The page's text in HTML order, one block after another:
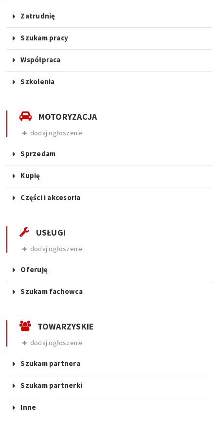
Zatrudnię
Szukam pracy
Współpraca
Szkolenia
MOTORYZACJA
dodaj ogłoszenie
Sprzedam
Kupię
Części i akcesoria
USŁUGI
dodaj ogłoszenie
Oferuję
Szukam fachowca
TOWARZYSKIE
dodaj ogłoszenie
Szukam partnera
Szukam partnerki
Inne